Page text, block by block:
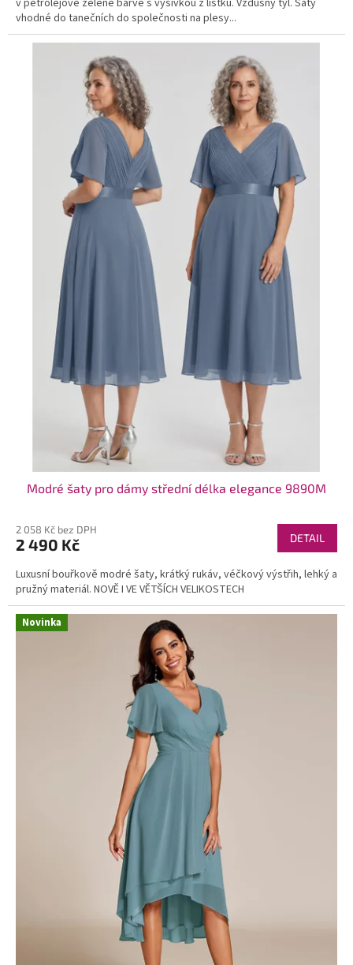
vhodné do tanečních do společnosti na plesy...
Modré šaty pro dámy střední délka elegance 9890M
2 058 Kč bez DPH
2 490 Kč DETAIL
Luxusní bouřkově modré šaty, krátký rukáv, véčkový výstřih, lehký a
pružný materiál. NOVĚ I VE VĚTŠÍCH VELIKOSTECH
Novinka